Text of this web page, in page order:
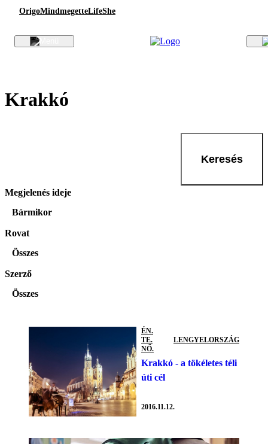
OrigoMindmegetteLifeShe
Krakkó
Keresés
Megjelenés ideje
Bármikor
Rovat
Összes
Szerző
Összes
ÉN.
TE.
NŐ.
LENGYELORSZÁG
Krakkó - a tökéletes téli
úti cél
2016.11.12.